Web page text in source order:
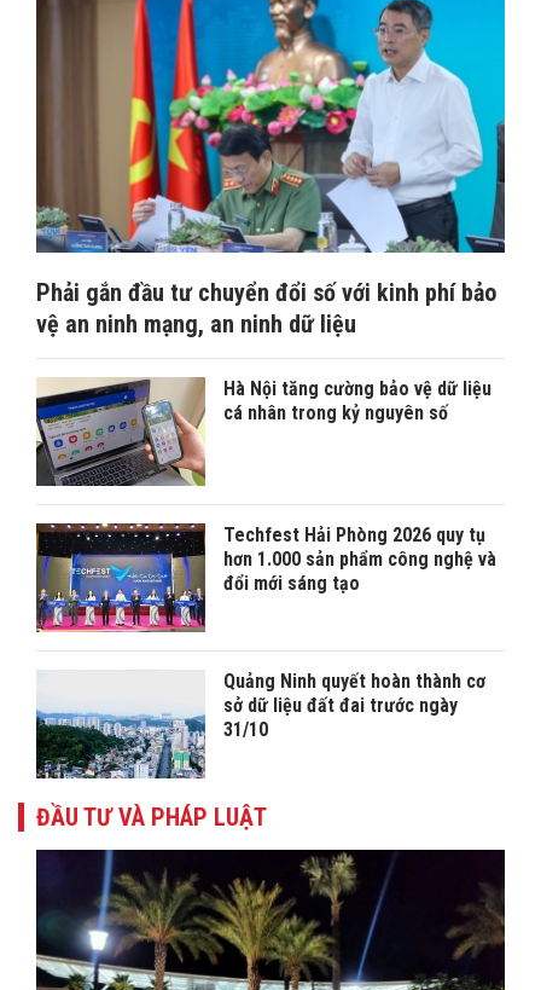
Phải gắn đầu tư chuyển đổi số với kinh phí bảo
vệ an ninh mạng, an ninh dữ liệu
Hà Nội tăng cường bảo vệ dữ liệu
cá nhân trong kỷ nguyên số
Techfest Hải Phòng 2026 quy tụ
hơn 1.000 sản phẩm công nghệ và
đổi mới sáng tạo
Quảng Ninh quyết hoàn thành cơ
sở dữ liệu đất đai trước ngày
31/10
ĐẦU TƯ VÀ PHÁP LUẬT